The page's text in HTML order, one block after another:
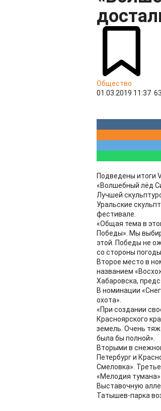
Общество
01.03.2019 11:37
Подведены итоги
«Волшебный лёд
Лучшей
Уральские
фестивале.
«Общая тема в
Победы». Мы
этой. Победы не
со стороны
Второе место в
названием
Хабаровска,
В номинации
охота».
«При создании
Красноярского
земель. Очень
была бы полной».
Вторыми в
Петербург и
Смеловка».
«Мелодия тумана».
Выставочную
Татышев-парка